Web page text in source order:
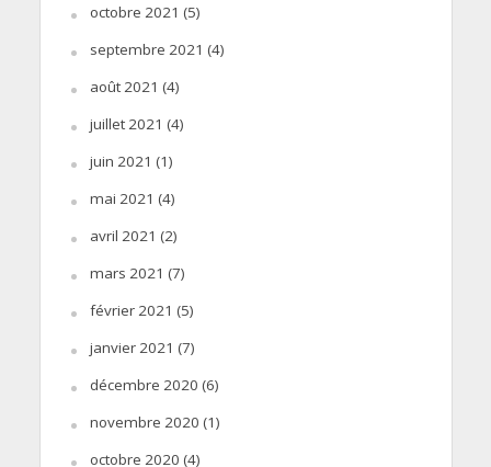
octobre 2021 (5)
septembre 2021 (4)
août 2021 (4)
juillet 2021 (4)
juin 2021 (1)
mai 2021 (4)
avril 2021 (2)
mars 2021 (7)
février 2021 (5)
janvier 2021 (7)
décembre 2020 (6)
novembre 2020 (1)
octobre 2020 (4)